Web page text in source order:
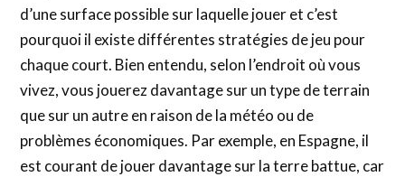
d’une surface possible sur laquelle jouer et c’est
pourquoi il existe différentes stratégies de jeu pour
chaque court. Bien entendu, selon l’endroit où vous
vivez, vous jouerez davantage sur un type de terrain
que sur un autre en raison de la météo ou de
problèmes économiques. Par exemple, en Espagne, il
est courant de jouer davantage sur la terre battue, car